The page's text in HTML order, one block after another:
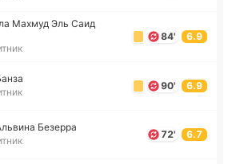
Махмуд Эль Саид
84' 6.9
90' 6.9
Бе­зе­рра
72' 6.7